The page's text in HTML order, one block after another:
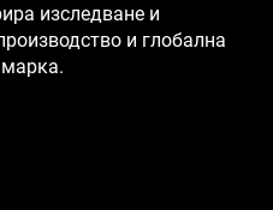
изследване и
и глобална